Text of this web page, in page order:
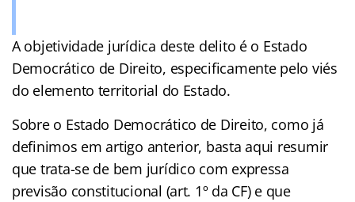
A objetividade jurídica deste delito é o Estado
Democrático de Direito, especificamente pelo viés
do elemento territorial do Estado.
Sobre o Estado Democrático de Direito, como já
definimos em artigo anterior, basta aqui resumir
que trata-se de bem jurídico com expressa
previsão constitucional (art. 1º da CF) e que